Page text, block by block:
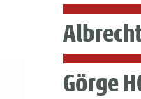
Albrecht
Görge